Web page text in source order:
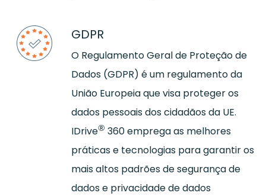
GDPR
O Regulamento Geral de Proteção de
Dados (GDPR) é um regulamento da
União Europeia que visa proteger os
dados pessoais dos cidadãos da UE.
IDrive® 360 emprega as melhores
práticas e tecnologias para garantir os
mais altos padrões de segurança de
dados e privacidade de dados